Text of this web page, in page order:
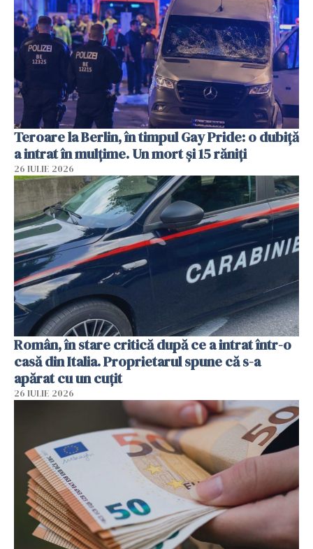
Teroare la Berlin, în timpul Gay Pride: o dubiță
a intrat în mulțime. Un mort și 15 răniți
26 IULIE 2026
Român, în stare critică după ce a intrat într-o
casă din Italia. Proprietarul spune că s-a
apărat cu un cuțit
26 IULIE 2026